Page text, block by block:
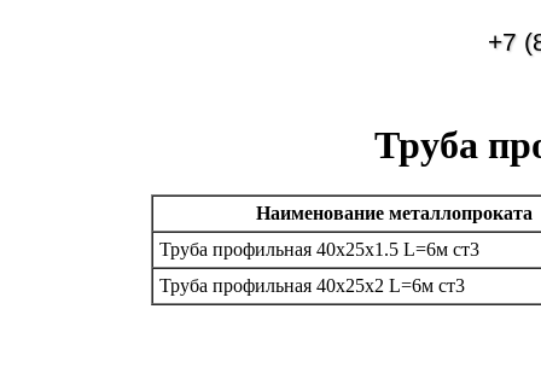
+7
Труба
Наименование металлопроката
Труба профильная 40х25х1.5 L=6м ст3
Труба профильная 40х25х2 L=6м ст3